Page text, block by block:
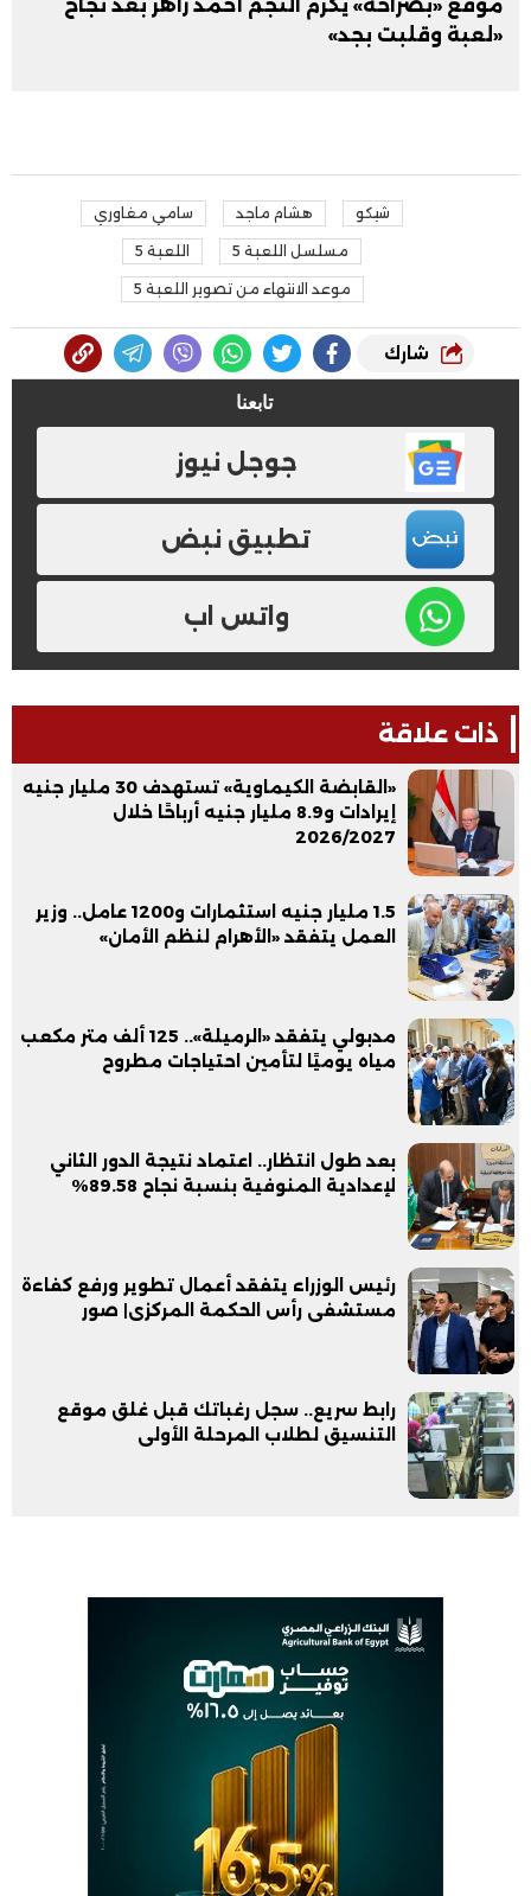
موقع «بصراحة» يكرم النجم أحمد زاهر بعد نجاح
«لعبة وقلبت بجد»
شيكو هشام ماجد سامي مغاوري
مسلسل اللعبة 5 اللعبة 5
موعد الانتهاء من تصوير اللعبة 5
شارك
تابعنا
جوجل نيوز
تطبيق نبض
واتس اب
ذات علاقة
«القابضة الكيماوية» تستهدف 30 مليار جنيه
إيرادات و8.9 مليار جنيه أرباحًا خلال
2026/2027
1.5 مليار جنيه استثمارات و1200 عامل.. وزير
العمل يتفقد «الأهرام لنظم الأمان»
مدبولي يتفقد «الرميلة».. 125 ألف متر مكعب
مياه يوميًا لتأمين احتياجات مطروح
بعد طول انتظار.. اعتماد نتيجة الدور الثاني
لإعدادية المنوفية بنسبة نجاح 89.58%
رئيس الوزراء يتفقد أعمال تطوير ورفع كفاءة
مستشفى رأس الحكمة المركزى| صور
رابط سريع.. سجل رغباتك قبل غلق موقع
التنسيق لطلاب المرحلة الأولى